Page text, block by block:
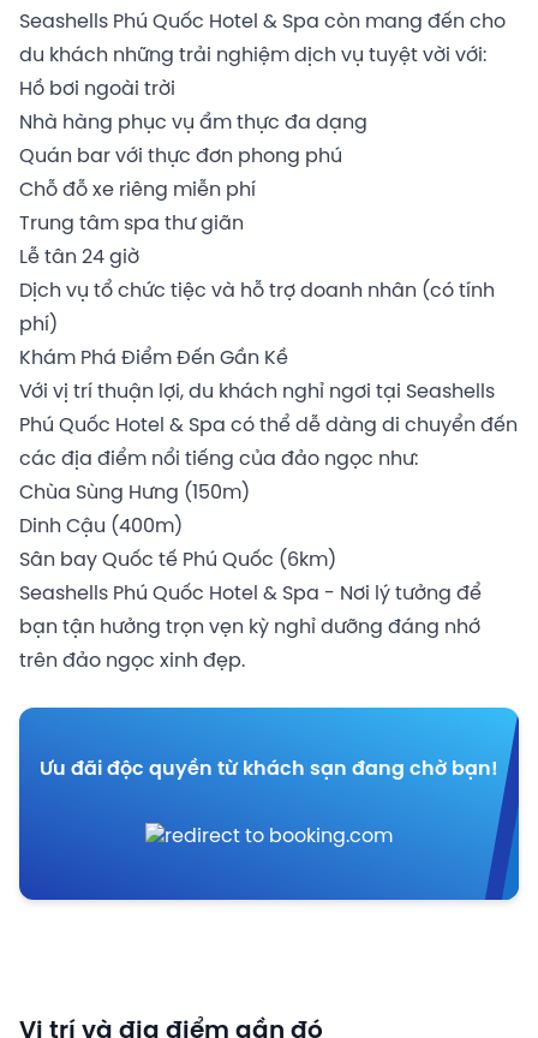
Seashells Phú Quốc Hotel & Spa còn mang đến cho
du khách những trải nghiệm dịch vụ tuyệt vời với:
Hồ bơi ngoài trời
Nhà hàng phục vụ ẩm thực đa dạng
Quán bar với thực đơn phong phú
Chỗ đỗ xe riêng miễn phí
Trung tâm spa thư giãn
Lễ tân 24 giờ
Dịch vụ tổ chức tiệc và hỗ trợ doanh nhân (có tính
phí)
Khám Phá Điểm Đến Gần Kề
Với vị trí thuận lợi, du khách nghỉ ngơi tại Seashells
Phú Quốc Hotel & Spa có thể dễ dàng di chuyển đến
các địa điểm nổi tiếng của đảo ngọc như:
Chùa Sùng Hưng (150m)
Dinh Cậu (400m)
Sân bay Quốc tế Phú Quốc (6km)
Seashells Phú Quốc Hotel & Spa - Nơi lý tưởng để
bạn tận hưởng trọn vẹn kỳ nghỉ dưỡng đáng nhớ
trên đảo ngọc xinh đẹp.
Ưu đãi độc quyền từ khách sạn đang chờ bạn!
Vị trí và địa điểm gần đó